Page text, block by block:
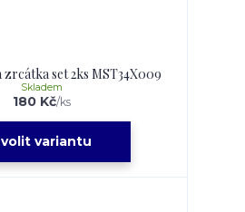
zrcátka set 2ks MST34X009
180 Kč/ks
Skladem
variantu